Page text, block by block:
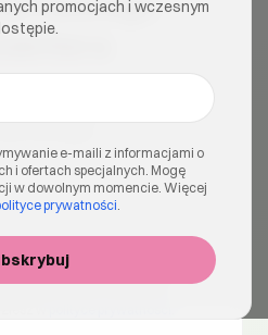
promocjach i wczesnym
e-maili z informacjami o
i ofertach specjalnych. Mogę
w dowolnym momencie. Więcej
prywatności
nowych produktach, kodach
promocjach i
e-maili z informacjami
i ofertach specjalnych. Mogę